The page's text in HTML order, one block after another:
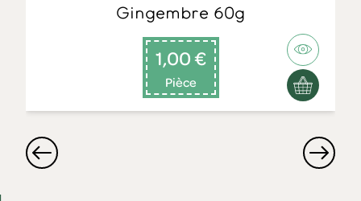
Gingembre 60g
1,00 €
Pièce